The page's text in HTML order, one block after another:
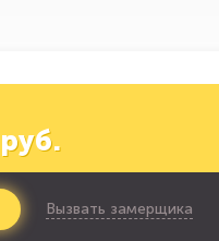
руб.
Вызвать замерщика